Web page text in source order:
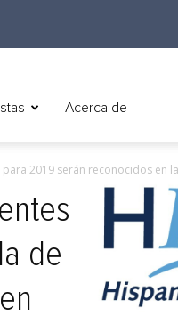
Acerca de
2019 serán reconocidos en
de